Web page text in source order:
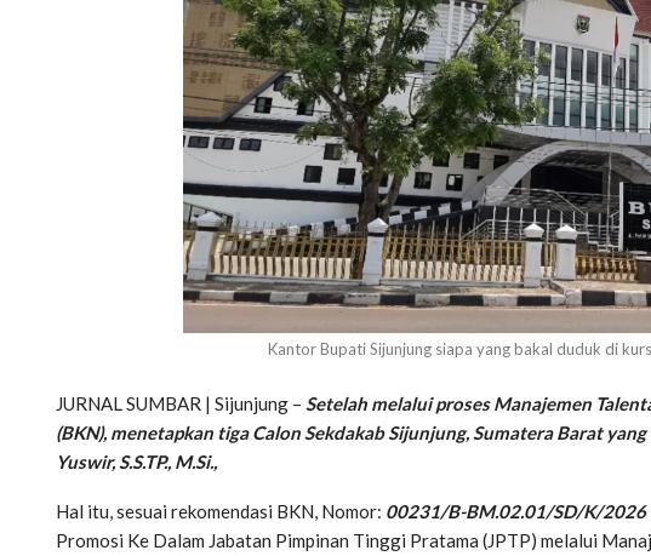
Kantor Bupati Sijunjung siapa yang bakal duduk di
JURNAL SUMBAR | Sijunjung – Setelah melalui proses Manajemen
(BKN), menetapkan tiga Calon Sekdakab Sijunjung, Sumatera Barat
Yuswir, S.S.TP., M.Si.,
Hal itu, sesuai rekomendasi BKN, Nomor: 00231/B-BM.02.01/SD/K/2026
Promosi Ke Dalam Jabatan Pimpinan Tinggi Pratama (JPTP) melalui